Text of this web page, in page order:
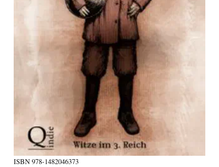
ISBN 978-1482046373